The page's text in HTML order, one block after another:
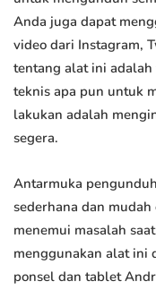
Anda juga dapat
video dari Instagram,
tentang alat ini
teknis apa pun untuk
lakukan adalah
segera.
Antarmuka
sederhana dan
menemui masalah
menggunakan alat ini
ponsel dan tablet